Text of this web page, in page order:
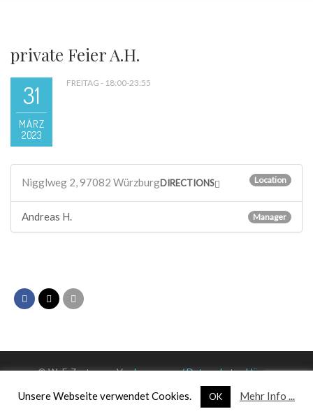
private Feier A.H.
31
MÄRZ
2023
FREITAG - 18:00-23:55
Nigglweg 2, 97082 Würzburg Location
DIRECTIONS
Andreas H. Manager
© WuF-Zentrum e. V. –Impressum / Datenschutzerklärung
Unsere Webseite verwendet Cookies. OK Mehr Info ...